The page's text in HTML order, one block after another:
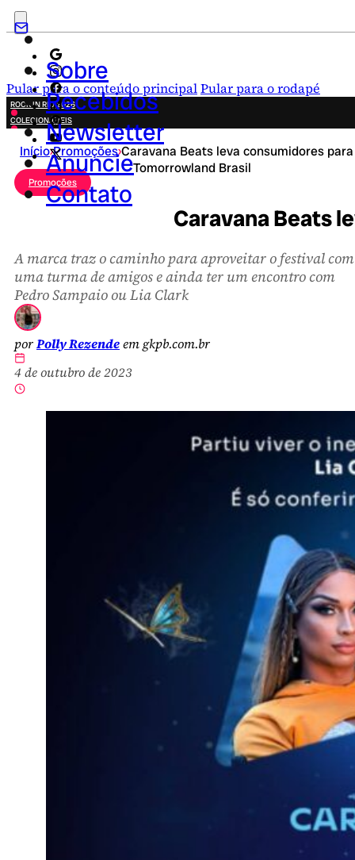
Pular para o conteúdo principalPular para o rodapé
Sobre
Recebidos
Newsletter
Anuncie
Contato
ROCK IN RIO 2026
COLECIONÁVEIS
FESTA JUNINA
NOVIDADES
CAMPANHAS CRIATIVAS
Início›Promoções›Caravana Beats leva consumidores
Tomorrowland Brasil
Promoções
Caravana Beats
A marca traz o caminho para aproveitar o festival com
uma turma de amigos e ainda ter um encontro com
Pedro Sampaio ou Lia Clark
porPolly Rezendeem gkpb.com.br
4 de outubro de 2023